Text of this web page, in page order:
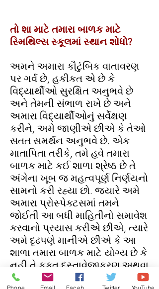
તો શા માટે તમારા બાળક માટે
સ્મિથિલ્સ સ્કૂલમાં સ્થાન શોધો?
અમને અમારા કૌટુંબિક વાતાવરણ
પર ગર્વ છે, હકીકત એ છે કે
વિદ્યાર્થીઓ સુરક્ષિત અનુભવે છે
અને તેમની સંભાળ રાખે છે અને
અમારા વિદ્યાર્થીઓનું સર્વેક્ષણ
કરીને, અમે જાણીએ છીએ કે તેઓ
સતત સમર્થન અનુભવે છે. એક
માતાપિતા તરીકે, તમે હવે તમારા
બાળક માટે કઈ શાળા શ્રેષ્ઠ છે તે
અંગેના ખૂબ જ મહત્વપૂર્ણ નિર્ણયનો
સામનો કરી રહ્યા છો. જ્યારે અમે
અમારા પ્રોસ્પેક્ટસમાં તમને
જોઈતી આ બધી માહિતીનો સમાવેશ
કરવાનો પ્રયાસ કરીએ છીએ, ત્યારે
અમે દૃઢપણે માનીએ છીએ કે આ
શાળા તમારા બાળક માટે યોગ્ય છે કે
નહીં તે ફક્ત દસ્તાવેજીકરણ અથવા
ઓપન ઇવનિંગથી તમે શોધી શકતા
Phone Email Twitter YouTube